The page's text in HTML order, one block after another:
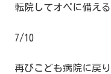
転院してオペに備え
7/10
再びこども病院に戻